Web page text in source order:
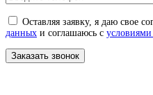
Оставляя заявку, я даю свое
данных и соглашаюсь с